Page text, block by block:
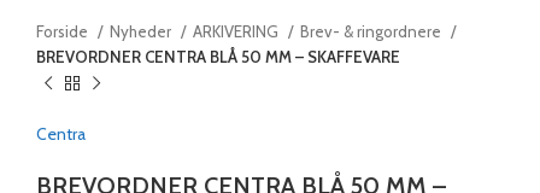
Forside Nyheder ARKIVERING
Brev- & ringordnere
BREVORDNER CENTRA BLÅ 50 MM – SKAFFEVARE
Centra
BREVORDNER CENTRA BLÅ 50 MM –